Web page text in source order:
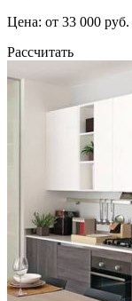
Цена: от 33 000 руб.
Рассчитать